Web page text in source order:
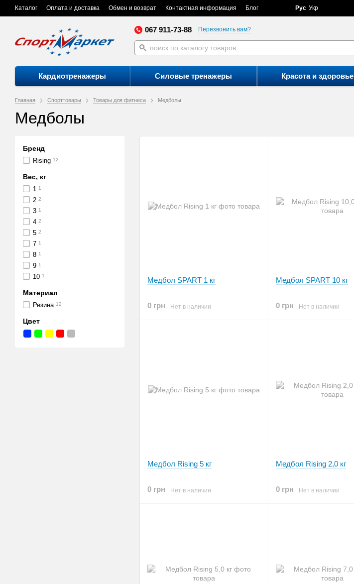
Каталог Оплата и доставка Обмен и возврат Контактная информация Блог Рус Укр
067 911-73-88 Перезвонить вам?
Кардиотренажеры Силовые тренажеры Красота и здоровье
Главная Спорттовары Товары для фитнеса Медболы
Медболы
Медбол SPART 1 кг
0 грн Нет в наличии
Медбол SPART 10 кг
0 грн Нет в наличии
Медбол Rising 5 кг
0 грн Нет в наличии
Медбол Rising 2,0 кг
0 грн Нет в наличии
Бренд
Rising 12
Вес, кг
1 1
2 2
3 1
4 2
5 2
7 1
8 1
9 1
10 1
Материал
Резина 12
Цвет